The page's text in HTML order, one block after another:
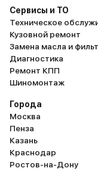
Сервисы и ТО
Техническое
Кузовной ремонт
Замена масла и
Диагностика
Ремонт КПП
Шиномонтаж
Города
Москва
Пенза
Казань
Краснодар
Ростов-на-Дону